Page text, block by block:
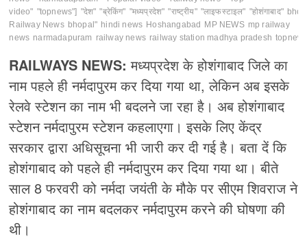
video" "topnews"] "देश" "ब्रेकिंग" "मध्यप्रदेश" "राष्ट्रीय" "लाइफस्टाइल" "होशंगाबाद"
Railway News bhopal" hindi news Hoshangabad MP NEWS mp railway
news narmadapuram railway news railway station madhya pradesh
RAILWAYS NEWS: मध्यप्रदेश के होशंगाबाद जिले का
नाम पहले ही नर्मदापुरम कर दिया गया था, लेकिन अब इसके
रेलवे स्टेशन का नाम भी बदलने जा रहा है। अब होशंगाबाद
स्टेशन नर्मदापुरम स्टेशन कहलाएगा। इसके लिए केंद्र
सरकार द्वारा अधिसूचना भी जारी कर दी गई है। बता दें कि
होशंगाबाद को पहले ही नर्मदापुरम कर दिया गया था। बीते
साल 8 फरवरी को नर्मदा जयंती के मौके पर सीएम शिवराज ने
होशंगाबाद का नाम बदलकर नर्मदापुरम करने की घोषणा की
थी।